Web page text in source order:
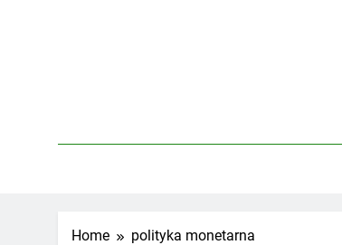
Home polityka monetarna